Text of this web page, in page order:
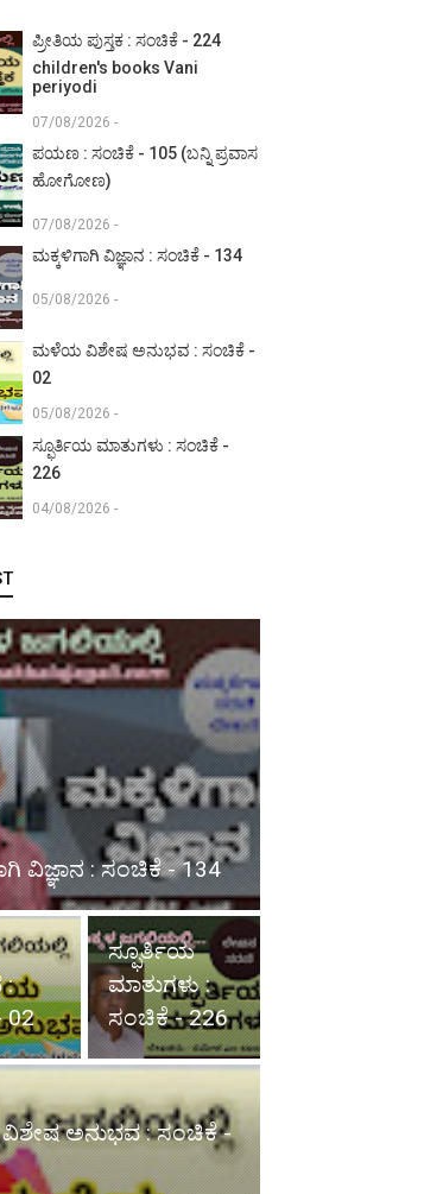
ಪ್ರೀತಿಯ ಪುಸ್ತಕ : ಸಂಚಿಕೆ - 224
children's books Vani
periyodi
07/08/2026 -
ಪಯಣ : ಸಂಚಿಕೆ - 105 (ಬನ್ನಿ ಪ್ರವಾಸ
ಹೋಗೋಣ)
07/08/2026 -
ಮಕ್ಕಳಿಗಾಗಿ ವಿಜ್ಞಾನ : ಸಂಚಿಕೆ - 134
05/08/2026 -
ಮಳೆಯ ವಿಶೇಷ ಅನುಭವ : ಸಂಚಿಕೆ -
02
05/08/2026 -
ಸ್ಫೂರ್ತಿಯ ಮಾತುಗಳು : ಸಂಚಿಕೆ -
226
04/08/2026 -
ಅನುಭವ : ಸಂಚಿಕೆ -
:
226
ಮಳೆಯ
ವಿಶೇಷ
ಅನುಭವ :
ಸಂಚಿಕೆ - 01
: ಸಂಚಿಕೆ - 254